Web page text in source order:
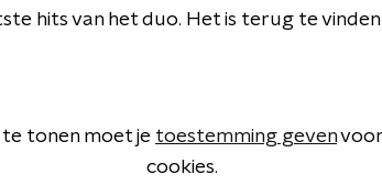
hits van het duo. Het is terug te
te tonen moet je toestemming geven
cookies.